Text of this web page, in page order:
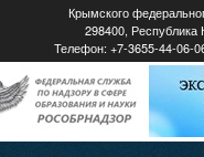
Крымского
298400, Республика
Телефон: +7-3655-44-06-